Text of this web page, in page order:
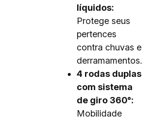
líquidos:
Protege seus
pertences
contra chuvas e
derramamentos.
4 rodas duplas
com sistema
de giro 360°:
Mobilidade